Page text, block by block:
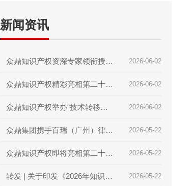
新闻资讯
2026-06-02
众鼎知识产权资深专家领衔授课
｜2026第二届技术经理人初级
培训圆满收官
2026-06-02
众鼎知识产权精彩亮相第二十届
深圳国际金融博览会｜赋能科技
金融，护航创新成果
2026-06-02
众鼎知识产权举办“技术转移与
科技项目政策”内部培训交流会
｜锻造专业内功，赋能创新服务
2026-05-22
众鼎集团携手百瑞（广州）律师
事务所，共庆两周年暨知产分享
会
2026-05-22
众鼎知识产权即将亮相第二十届
深圳国际金融博览会 2026-05-22
转发 | 关于印发《2026年知识产